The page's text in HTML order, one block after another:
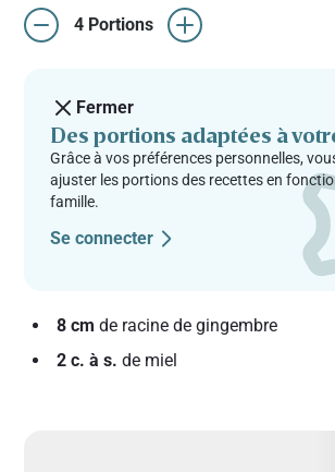
4 Portions
Fermer
Des portions adaptées à
Grâce à vos préférences personnelles,
ajuster les portions des recettes en
famille.
Se connecter
8 cm de racine de gingembre
2 c. à s. de miel